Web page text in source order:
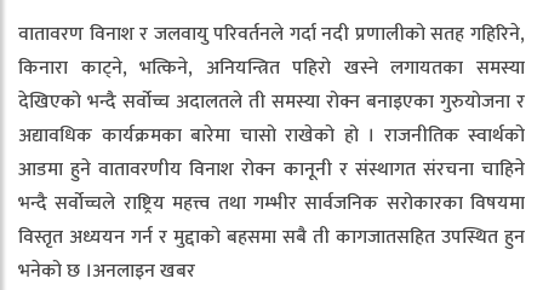
वातावरण विनाश र जलवायु परिवर्तनले गर्दा नदी प्रणालीको सतह गहिरिने,
किनारा काट्ने, भत्किने, अनियन्त्रित पहिरो खस्ने लगायतका समस्या
देखिएको भन्दै सर्वोच्च अदालतले ती समस्या रोक्न बनाइएका गुरुयोजना र
अद्यावधिक कार्यक्रमका बारेमा चासो राखेको हो । राजनीतिक स्वार्थको
आडमा हुने वातावरणीय विनाश रोक्न कानूनी र संस्थागत संरचना चाहिने
भन्दै सर्वोच्चले राष्ट्रिय महत्त्व तथा गम्भीर सार्वजनिक सरोकारका विषयमा
विस्तृत अध्ययन गर्न र मुद्दाको बहसमा सबै ती कागजातसहित उपस्थित हुन
भनेको छ ।अनलाइन खबर